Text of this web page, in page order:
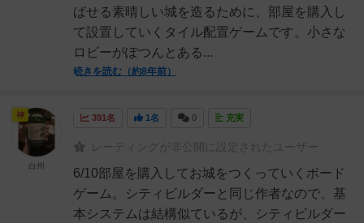
ばせる素晴しい城を造るために、部屋を購入し
て設置していくタイル配置ゲームです。小さな
ロビーがぽつんとある...
続きを読む（約8年前）
391名 1名 0 充実
レーティングが非公開に設定されたユーザー
6/10部屋を購入してお城をつくっていくボード
ゲーム。シティビルダーと同じ作者なので、基
本システムは結構似ているが、シティビルダー
神
白州